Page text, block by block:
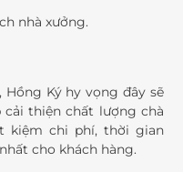
nhà xưởng.
Ký hy vọng đây sẽ
thiện chất lượng chà
kiệm chi phí, thời gian
cho khách hàng.